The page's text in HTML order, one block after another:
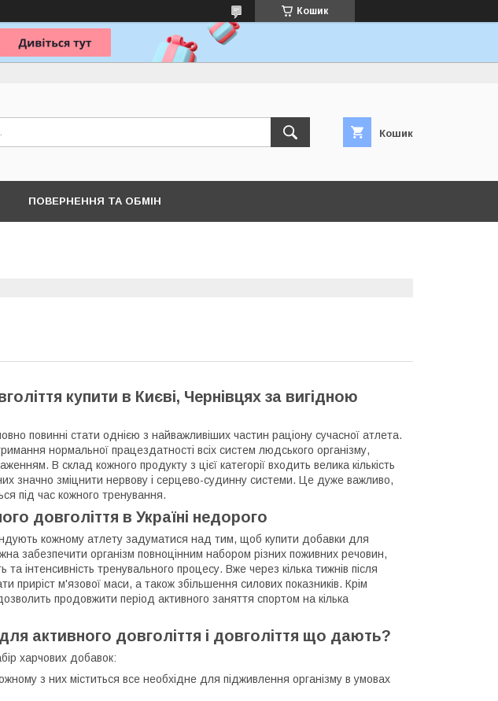
Кошик
Кошик
ПОВЕРНЕННЯ ТА ОБМІН
купити в Києві, Чернівцях за вигідною
повинні стати однією з найважливіших частин раціону сучасної атлета.
нормальної працездатності всіх систем людського організму,
В склад кожного продукту з цієї категорії входить велика кількість
значно зміцнити нервову і серцево-судинну системи. Це дуже важливо,
під час кожного тренування.
довголіття в Україні недорого
кожному атлету задуматися над тим, щоб купити добавки для
забезпечити організм повноцінним набором різних поживних речовин,
інтенсивність тренувального процесу. Вже через кілька тижнів після
приріст м'язової маси, а також збільшення силових показників. Крім
продовжити період активного заняття спортом на кілька
активного довголіття і довголіття що дають?
харчових добавок:
з них міститься все необхідне для підживлення організму в умовах